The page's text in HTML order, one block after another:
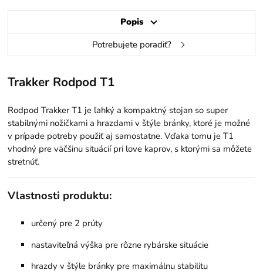
Popis
Potrebujete poradiť?
Trakker Rodpod T1
Rodpod Trakker T1 je ľahký a kompaktný stojan so super
stabilnými nožičkami a hrazdami v štýle bránky, ktoré je možné
v prípade potreby použiť aj samostatne. Vďaka tomu je T1
vhodný pre väčšinu situácií pri love kaprov, s ktorými sa môžete
stretnúť.
Vlastnosti produktu:
určený pre 2 prúty
nastaviteľná výška pre rôzne rybárske situácie
hrazdy v štýle bránky pre maximálnu stabilitu